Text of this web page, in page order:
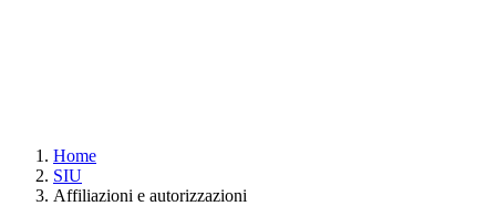
Home
SIU
Affiliazioni e autorizzazioni